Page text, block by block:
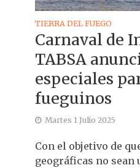
TIERRA DEL FUEGO
Carnaval de
TABSA
especiales
fueguinos
Martes 1 Julio 2025
Con el objetivo de
geográficas no